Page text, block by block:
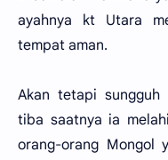
ayahnya kt Utara
tempat aman.
Akan tetapi sungguh
tiba saatnya ia
orang-orang Mongol